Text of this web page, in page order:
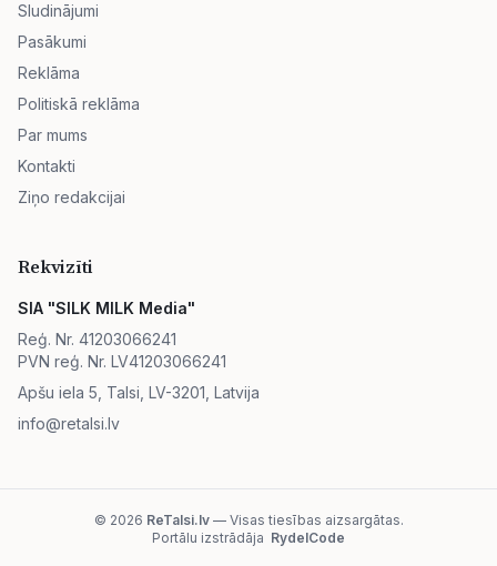
Sludinājumi
Pasākumi
Reklāma
Politiskā reklāma
Par mums
Kontakti
Ziņo redakcijai
Rekvizīti
SIA "SILK MILK Media"
Reģ. Nr. 41203066241
PVN reģ. Nr. LV41203066241
Apšu iela 5, Talsi, LV-3201, Latvija
info@retalsi.lv
© 2026 ReTalsi.lv— Visas tiesības aizsargātas.
Portālu izstrādāja RydelCode